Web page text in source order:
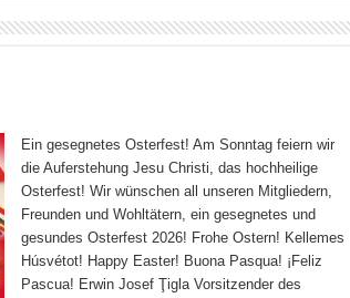
Podul de Piatră din Herculane
și râsete de copii la Carașova VIDEO
– 04.08.2026 – str. Văliugului și Plastomet
– 04.08.2026 – avarie – Calea Severinului
avarie
Țerova – avarie – 04.08.2026
Ein gesegnetes Osterfest! Am Sonntag feiern wir
die Auferstehung Jesu Christi, das hochheilige
Osterfest! Wir wünschen all unseren Mitgliedern,
Freunden und Wohltätern, ein gesegnetes und
gesundes Osterfest 2026! Frohe Ostern! Kellemes
Húsvétot! Happy Easter! Buona Pasqua! ¡Feliz
Pascua! Erwin Josef Ţigla Vorsitzender des